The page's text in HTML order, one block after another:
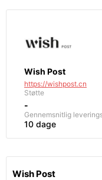
Wish Post
https://wishpost.cn
Støtte
-
Gennemsnitlig
10 dage
Wish Post